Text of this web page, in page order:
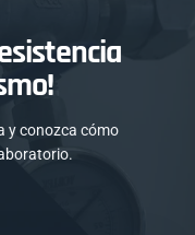
y conozca cómo